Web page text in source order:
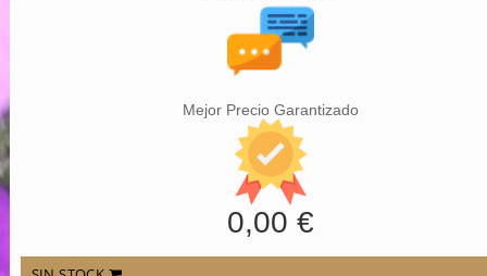
Mejor Precio Garantizado
0,00 €